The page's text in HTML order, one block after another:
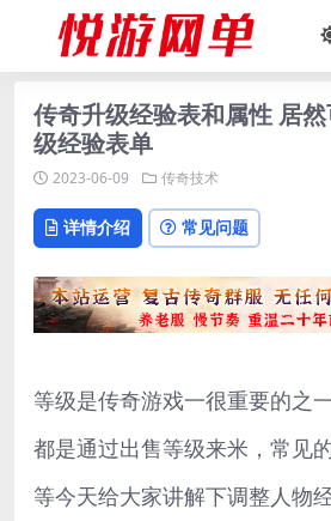
传奇升级经验表和属性 居
级经验表单
2023-06-09 传奇技术
详情介绍 常见问题
等级是传奇游戏一很重要的之
都是通过出售等级来米，常见
等今天给大家讲解下调整人物